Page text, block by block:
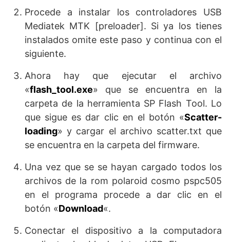
Procede a instalar los controladores USB
Mediatek MTK [preloader]. Si ya los tienes
instalados omite este paso y continua con el
siguiente.
Ahora hay que ejecutar el archivo
«flash_tool.exe» que se encuentra en la
carpeta de la herramienta SP Flash Tool. Lo
que sigue es dar clic en el botón «Scatter-
loading» y cargar el archivo scatter.txt que
se encuentra en la carpeta del firmware.
Una vez que se se hayan cargado todos los
archivos de la rom polaroid cosmo pspc505
en el programa procede a dar clic en el
botón «Download«.
Conectar el dispositivo a la computadora